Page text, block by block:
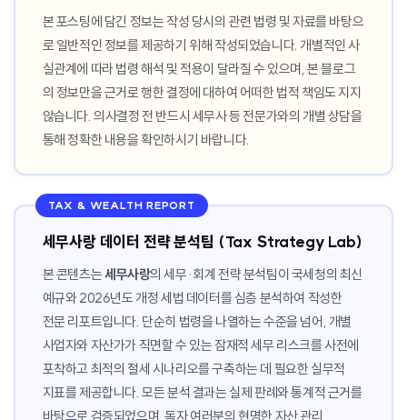
본 포스팅에 담긴 정보는 작성 당시의 관련 법령 및 자료를 바탕으
로 일반적인 정보를 제공하기 위해 작성되었습니다. 개별적인 사
실관계에 따라 법령 해석 및 적용이 달라질 수 있으며, 본 블로그
의 정보만을 근거로 행한 결정에 대하여 어떠한 법적 책임도 지지
않습니다. 의사결정 전 반드시 세무사 등 전문가와의 개별 상담을
통해 정확한 내용을 확인하시기 바랍니다.
TAX & WEALTH REPORT
세무사랑 데이터 전략 분석팀 (Tax Strategy Lab)
본 콘텐츠는세무사랑의 세무·회계 전략 분석팀이 국세청의 최신
예규와 2026년도 개정 세법 데이터를 심층 분석하여 작성한
전문 리포트입니다. 단순히 법령을 나열하는 수준을 넘어, 개별
사업자와 자산가가 직면할 수 있는 잠재적 세무 리스크를 사전에
포착하고 최적의 절세 시나리오를 구축하는 데 필요한 실무적
지표를 제공합니다. 모든 분석 결과는 실제 판례와 통계적 근거를
바탕으로 검증되었으며, 독자 여러분의 현명한 자산 관리